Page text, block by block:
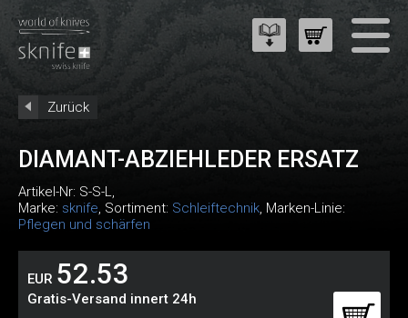
Zurück
DIAMANT-ABZIEHLEDER ERSATZ
Artikel-Nr: S-S-L,
Marke: sknife, Sortiment: Schleiftechnik, Marken-Linie:
Pflegen und schärfen
EUR 52.53
Gratis-Versand innert 24h